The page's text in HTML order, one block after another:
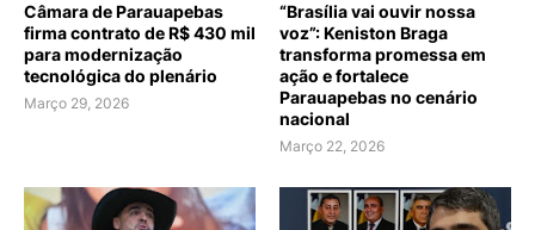
Câmara de Parauapebas
firma contrato de R$ 430 mil
para modernização
tecnológica do plenário
Março 29, 2026
“Brasília vai ouvir nossa
voz”: Keniston Braga
transforma promessa em
ação e fortalece
Parauapebas no cenário
nacional
Março 22, 2026